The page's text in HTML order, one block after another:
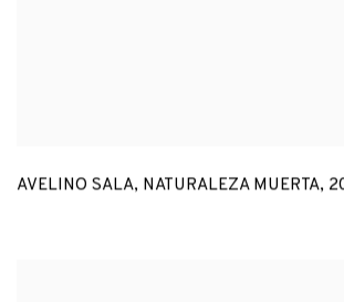
AVELINO SALA, NATURALEZA MUERTA,